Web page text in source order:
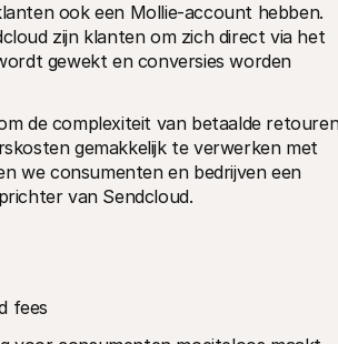
ook een Mollie-account hebben.
zijn klanten om zich direct via het
gewekt en conversies worden
de complexiteit van betaalde
gemakkelijk te verwerken met
we consumenten en bedrijven een
van Sendcloud.
fees